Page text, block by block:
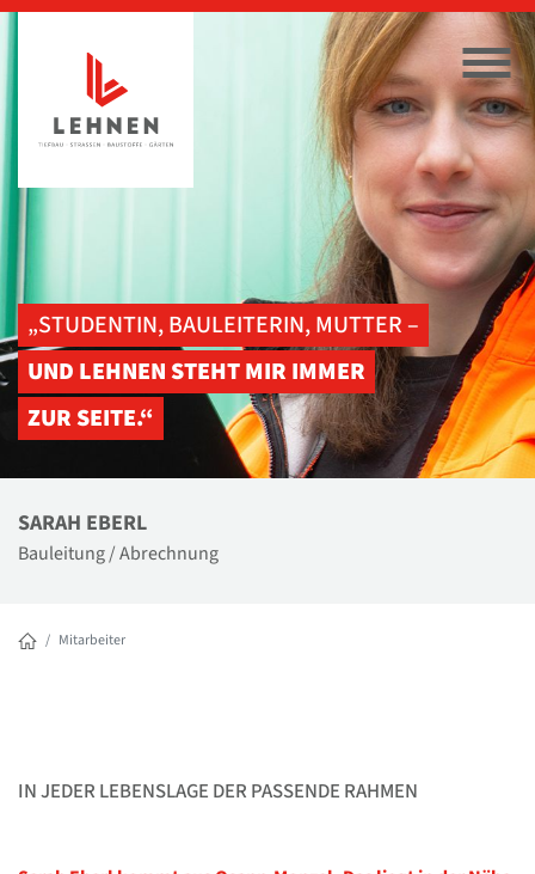
„STUDENTIN, BAULEITERIN, MUTTER –
UND LEHNEN STEHT MIR IMMER
ZUR SEITE.“
SARAH EBERL
Bauleitung / Abrechnung
Mitarbeiter
IN JEDER LEBENSLAGE DER PASSENDE RAHMEN